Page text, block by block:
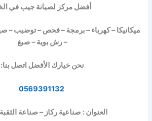
أفضل مركز لصيانة جيب في
ميكانيكا – كهرباء – برمجة – فحص – توضيب –
– رش بوية – صبغ
نحن خيارك الأفضل اتصل بنا:
0569391132
العنوان : صناعية ركاز – صناعة